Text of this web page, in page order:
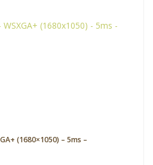
(1680×1050) – 5ms –